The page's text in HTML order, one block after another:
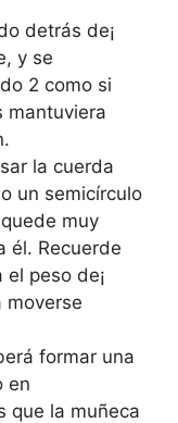
detrás de¡
y se
2 como si
mantuviera
la cuerda
un semicírculo
muy
él. Recuerde
peso de¡
moverse
formar una
en
que la muñeca